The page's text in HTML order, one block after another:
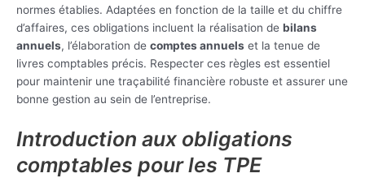
normes établies. Adaptées en fonction de la taille et du chiffre
d’affaires, ces obligations incluent la réalisation de bilans
annuels, l’élaboration de comptes annuels et la tenue de
livres comptables précis. Respecter ces règles est essentiel
pour maintenir une traçabilité financière robuste et assurer une
bonne gestion au sein de l’entreprise.
Introduction aux obligations
comptables pour les TPE